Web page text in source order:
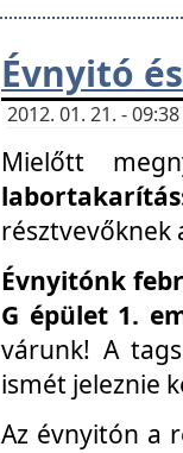
Évnyitó
2012. 01. 21. -
Mielőtt
labortakarítás
résztvevőknek
Évnyitónk
G épület 1.
várunk! A
ismét jeleznie
Az évnyitón a